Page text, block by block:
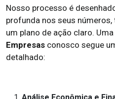
Nosso processo é
profunda nos seus
um plano de ação claro. Uma
Empresas conosco segue
detalhado: